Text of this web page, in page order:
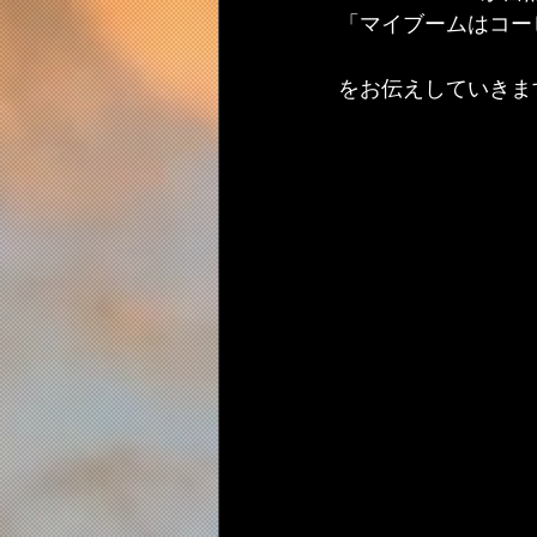
「マイブームはコー
をお伝えしていきま